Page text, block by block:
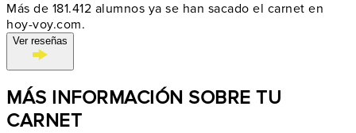
Más de 181.412 alumnos ya se han sacado el carnet en
hoy-voy.com.
Ver reseñas
MÁS INFORMACIÓN SOBRE TU
CARNET